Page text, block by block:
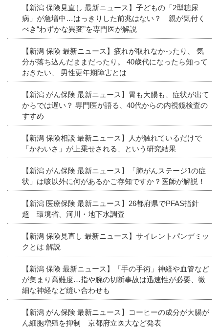
【新潟 保険見直し 最新ニュース】子どもの「2型糖尿
病」が急増中…はっきりした前兆はない？ 親が気付く
べき“わずかな異変”を専門医が解説
【新潟 保険 最新ニュース】疲れが取れなかったり、 気
分が落ち込んだままだったり。 40歳代になったら知って
おきたい、 男性更年期障害とは
【新潟 がん保険 最新ニュース】胃も大腸も、症状が出て
からでは遅い？ 専門医が語る、40代からの内視鏡検査の
すすめ
【新潟 保険相談 最新ニュース】人が触れているだけで
「かわいさ」が上乗せされる、という研究結果
【新潟 がん保険 最新ニュース】「肺がんステージ1の症
状」は咳以外に何があるかご存知ですか？医師が解説！
【新潟 医療保険 最新ニュース】26都府県でPFAS指針
超 環境省、河川・地下水調査
【新潟 保険見直し 最新ニュース】サイレントパンデミッ
クとは 解説
【新潟 保険 最新ニュース】「手の手術」神経や血管など
が集まり高難度…指や腕の切断事故は迅速性が必要、微
細な神経など縫い合わせも
【新潟 がん保険 最新ニュース】コーヒーの成分が大腸が
ん細胞増殖を抑制 京都府立医大など発表